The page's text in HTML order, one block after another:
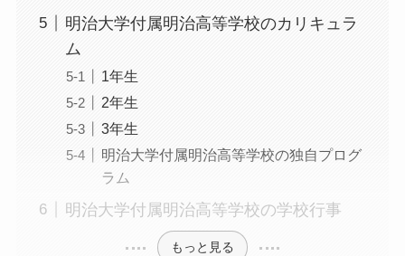
明治大学付属明治高等学校のカリキュラ
ム
1年生
2年生
3年生
明治大学付属明治高等学校の独自プログ
ラム
明治大学付属明治高等学校の学校行事
もっと見る